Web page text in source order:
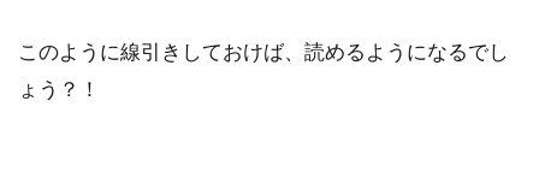
このように線引きしておけば、読めるようになるでし
ょう？！